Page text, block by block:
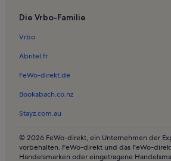
Ferienwohnungen und Apartments in sa
Ferienwohnungen und Apartments in Cala
Villen in Son Moll
Hotels in Cala Torta
Häuser in Artà
Villen in Artà
Ferienunterkünfte mit Pool in Artà
Ferienwohnungen und Apartments in Artà
Die Vrbo-Familie
Vrbo
Abritel.fr
FeWo-direkt.de
Bookabach.co.nz
Stayz.com.au
© 2026 FeWo-direkt, ein Unternehmen der
vorbehalten. FeWo-direkt und das FeWo-
Handelsmarken oder eingetragene